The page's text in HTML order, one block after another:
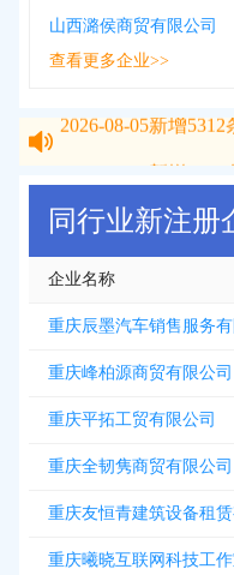
山西潞侯商贸有限公司
查看更多企业>>
新增
同行业新注册
企业名称
重庆辰墨汽车销售服务有
重庆峰柏源商贸有限公司
重庆平拓工贸有限公司
重庆全韧隽商贸有限公司
重庆友恒青建筑设备租赁
重庆曦晓互联网科技工